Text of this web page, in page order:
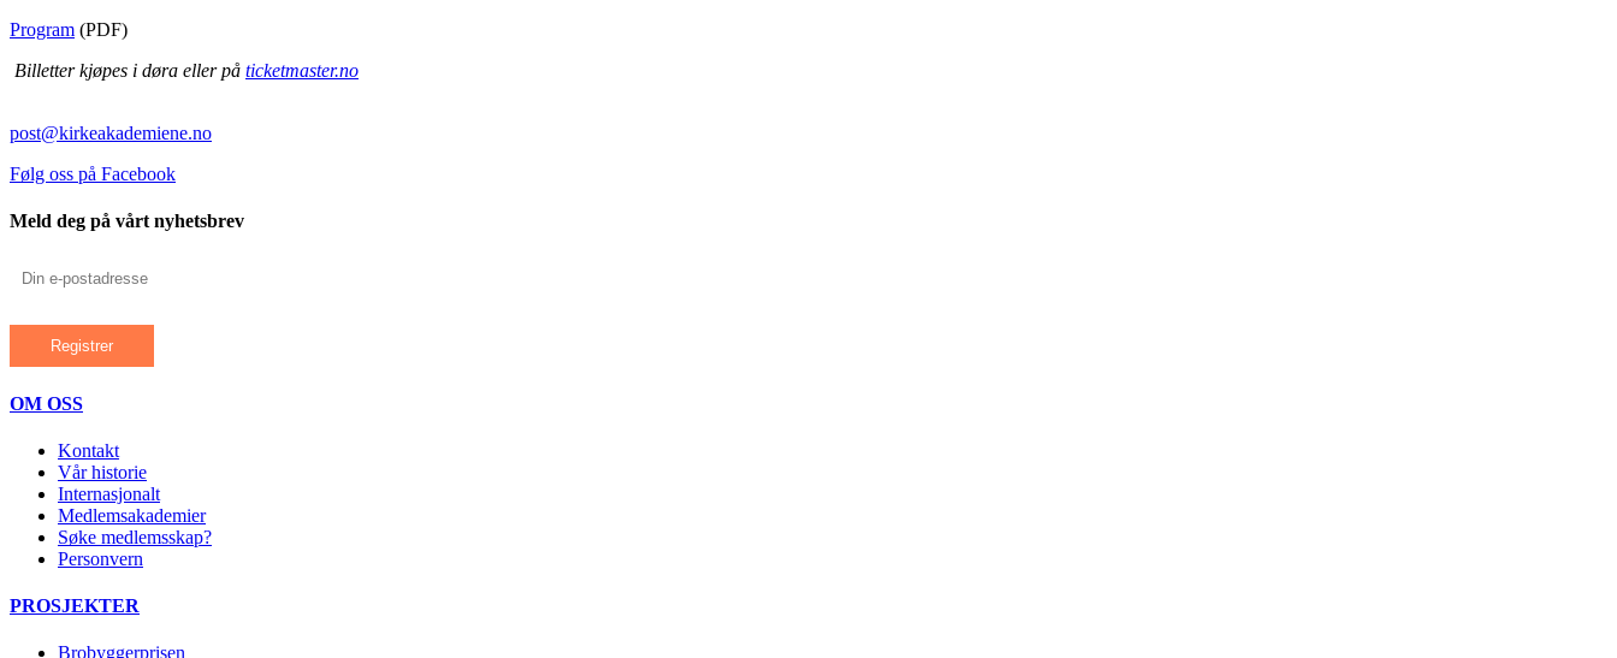
Program (PDF)
Billetter kjøpes i døra eller på ticketmaster.no
post@kirkeakademiene.no
Følg oss på Facebook
Meld deg på vårt nyhetsbrev
OM OSS
Kontakt
Vår historie
Internasjonalt
Medlemsakademier
Søke medlemsskap?
Personvern
PROSJEKTER
Brobyggerprisen